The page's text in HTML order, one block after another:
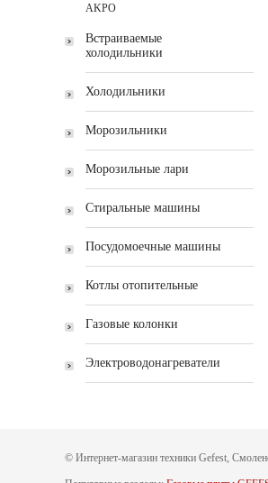
AKPO
Встраиваемые
холодильники
Холодильники
Морозильники
Морозильные лари
Стиральные машины
Посудомоечные машины
Котлы отопительные
Газовые колонки
Электроводонагреватели
© Интернет-магазин техники Gefest,